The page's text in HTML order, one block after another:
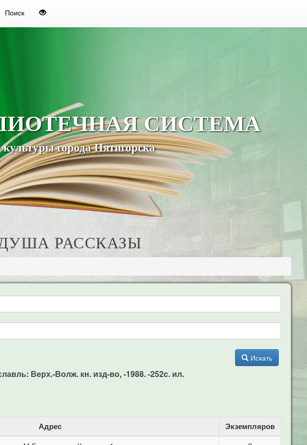
Поиск
СИСТЕМА
города Пятигорска
РАССКАЗЫ
Искать
Верх.-Волж. кн. изд-во, -1988. -252c. ил.
Адрес Экземпляров